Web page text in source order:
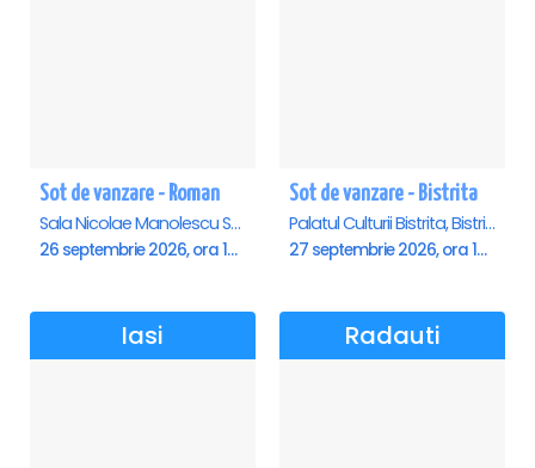
Sot de vanzare - Roman
Sala Nicolae Manolescu Strunga (Sala de festivitati a Primariei Roman), Roman
26 septembrie 2026, ora 19:00
Sot de vanzare - Bistrita
Palatul Culturii Bistrita, Bistrita
27 septembrie 2026, ora 19:00
Iasi Radauti